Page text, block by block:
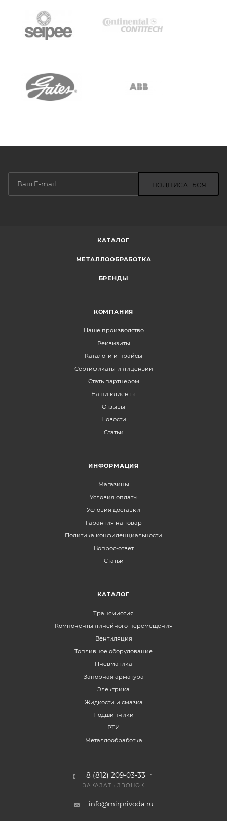
ПОДПИСАТЬСЯ
КАТАЛОГ
МЕТАЛЛООБРАБОТКА
БРЕНДЫ
КОМПАНИЯ
Наше производство
Реквизиты
Каталоги и прайсы
Сертификаты и лицензии
Стать партнером
Наши клиенты
Отзывы
Новости
Статьи
ИНФОРМАЦИЯ
Магазины
Условия оплаты
Условия доставки
Гарантия на товар
Политика конфиденциальности
Вопрос-ответ
Статьи
КАТАЛОГ
Трансмиссия
Компоненты линейного перемещения
Вентиляция
Топливное оборудование
Пневматика
Запорная арматура
Электрика
Жидкости и смазка
Подшипники
РТИ
Металлообработка
8 (812) 209-03-33
ЗАКАЗАТЬ ЗВОНОК
info@mirprivoda.ru